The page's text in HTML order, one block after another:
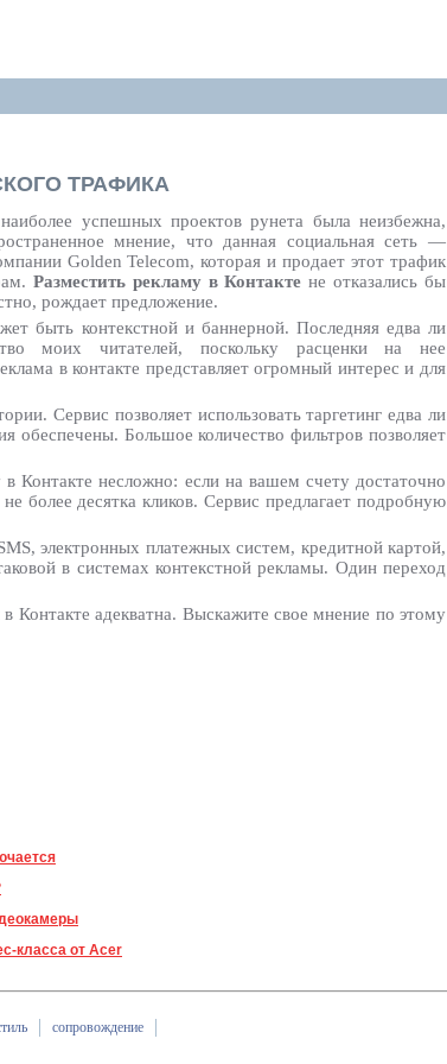
ТРАФИКА
успешных проектов рунета была неизбежна,
мнение, что данная социальная сеть —
Golden Telecom, которая и продает этот трафик
Разместить рекламу в Контакте не отказались бы
рождает предложение.
быть контекстной и баннерной. Последняя едва ли
моих читателей, поскольку расценки на нее
в контакте представляет огромный интерес и для
Сервис позволяет использовать таргетинг едва ли
обеспечены. Большое количество фильтров позволяет
Контакте несложно: если на вашем счету достаточно
более десятка кликов. Сервис предлагает подробную
электронных платежных систем, кредитной картой,
в системах контекстной рекламы. Один переход
Контакте адекватна. Выскажите свое мнение по этому
класса от Acer
сопровождение